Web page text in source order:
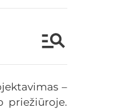
–
priežiūroje.